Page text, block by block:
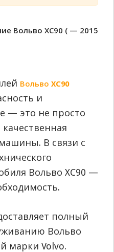
Вольво ХС90 ( — 2015
Вольво XC90
и
— это не просто
В связи с
Вольво XC90 —
полный
Вольво
марки Volvo.